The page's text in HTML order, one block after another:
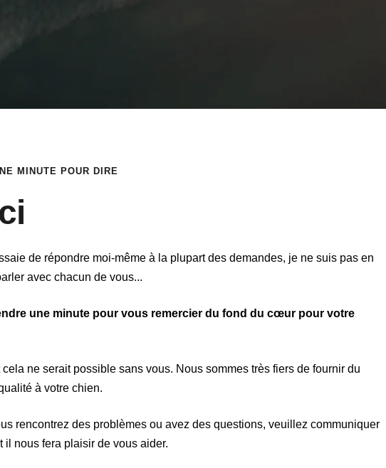
MINUTE POUR DIRE
de répondre moi-même à la plupart des demandes, je ne suis pas en
avec chacun de vous...
une minute pour vous remercier du fond du cœur pour votre
ne serait possible sans vous. Nous sommes très fiers de fournir du
à votre chien.
rencontrez des problèmes ou avez des questions, veuillez communiquer
il nous fera plaisir de vous aider.